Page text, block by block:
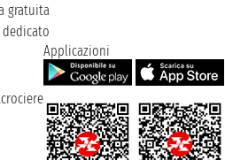
gratuita
Applicazioni